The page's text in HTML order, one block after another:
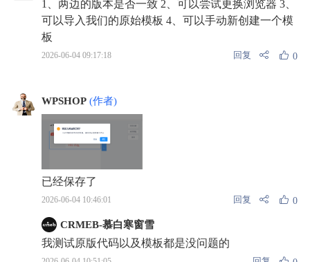
1、两边的版本是否一致 2、可以尝试更换浏览器 3、
可以导入我们的原始模板 4、可以手动新创建一个模
板
2026-06-04 09:17:18 回复 0
WPSHOP (作者)
已经保存了
2026-06-04 10:46:01 回复 0
CRMEB-慕白寒窗雪
我测试原版代码以及模板都是没问题的